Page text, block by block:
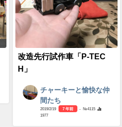
改造先行試作車「P-TEC
H」
チャーキーと愉快な仲
間たち
2019/2/19 7 年前
- №4115
1977